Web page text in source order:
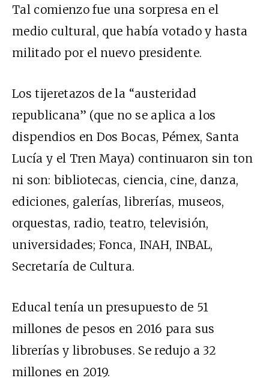
Tal comienzo fue una sorpresa en el
medio cultural, que había votado y hasta
militado por el nuevo presidente.
Los tijeretazos de la “austeridad
republicana” (que no se aplica a los
dispendios en Dos Bocas, Pémex, Santa
Lucía y el Tren Maya) continuaron sin ton
ni son: bibliotecas, ciencia, cine, danza,
ediciones, galerías, librerías, museos,
orquestas, radio, teatro, televisión,
universidades; Fonca, INAH, INBAL,
Secretaría de Cultura.
Educal tenía un presupuesto de 51
millones de pesos en 2016 para sus
librerías y librobuses. Se redujo a 32
millones en 2019.